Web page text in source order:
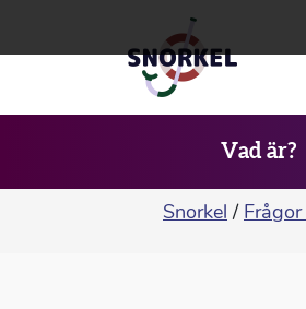
Vad är?
Snorkel /